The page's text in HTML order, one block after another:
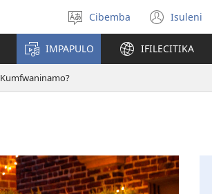
Saleni
ululimi
Cibemba Isuleni
(yalaisula
na
imbi)
IMPAPULO IFILECITIKA